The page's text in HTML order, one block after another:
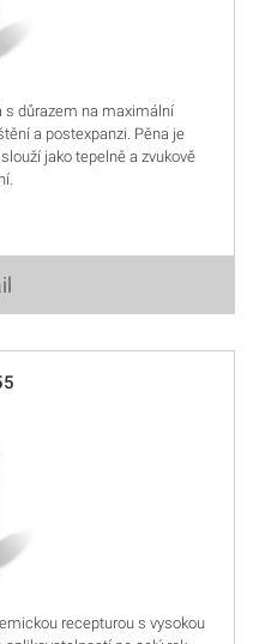
s důrazem na maximální
a postexpanzi. Pěna je
jako tepelně a zvukově
recepturou s vysokou